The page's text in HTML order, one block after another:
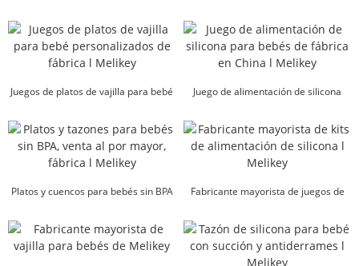
Juegos de platos de vajilla para bebé
Juego de alimentación de silicona
Melikey
Platos y cuencos para bebés sin BPA
Fabricante mayorista de juegos de